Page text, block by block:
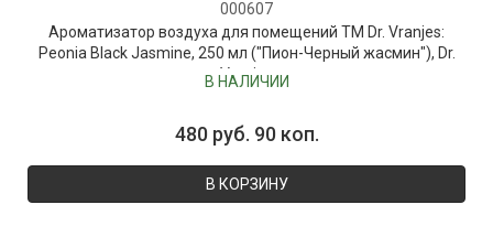
000607
Ароматизатор воздуха для помещений ТМ Dr. Vranjes:
Peonia Black Jasmine, 250 мл ("Пион-Черный жасмин"), Dr.
Vranjes
В НАЛИЧИИ
480 руб. 90 коп.
В КОРЗИНУ